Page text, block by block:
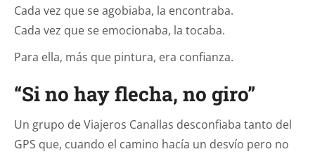
Cada vez que se agobiaba, la encontraba.
Cada vez que se emocionaba, la tocaba.
Para ella, más que pintura, era confianza.
“Si no hay flecha, no giro”
Un grupo de Viajeros Canallas desconfiaba tanto del
GPS que, cuando el camino hacía un desvío pero no